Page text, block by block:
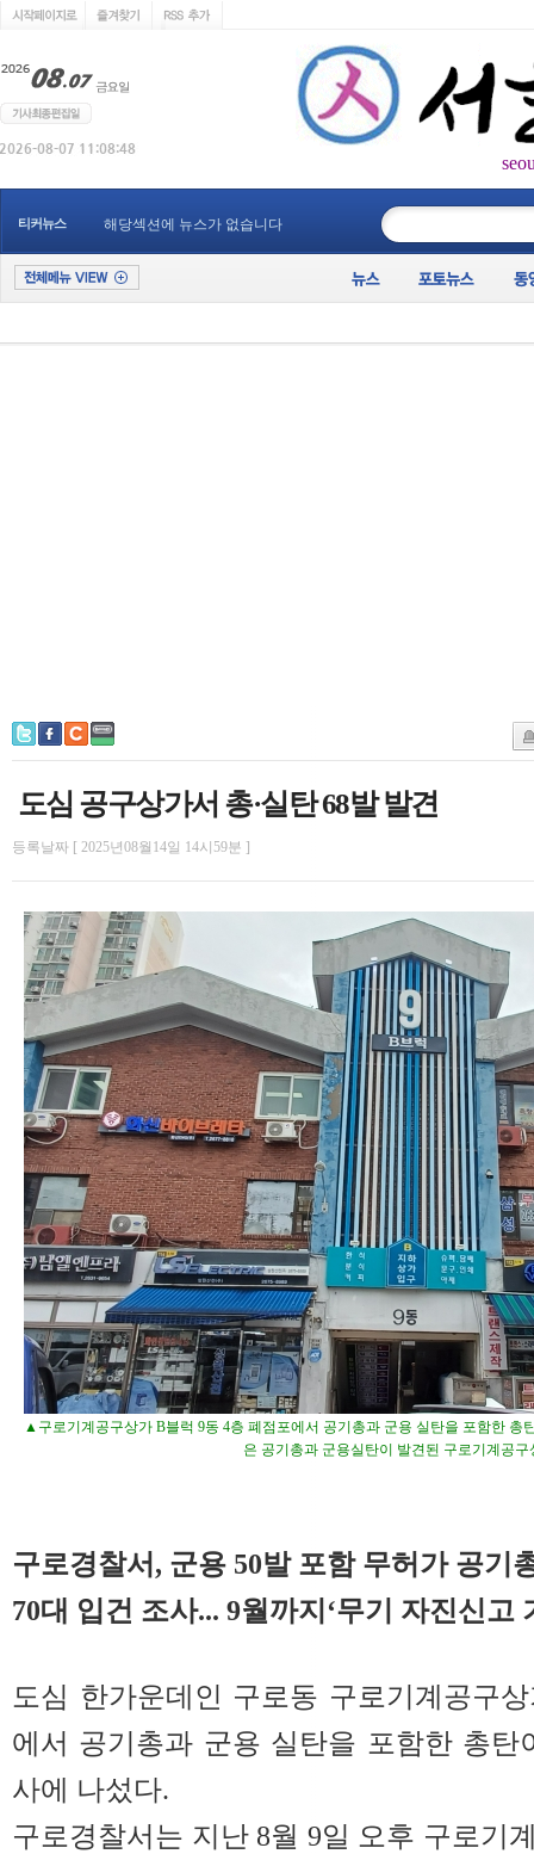
티커뉴스 해당섹션에 뉴스가 없습니다
도심 공구상가서 총·실탄 68발 발견
등록날짜 [ 2025년08월14일 14시59분 ]
▲구로기계공구상가 B블럭 9동 4층 폐점포에서 공기총과 군용 실탄을 포함한 총
은 공기총과 군용실탄이 발견된 구로기계공구
구로경찰서, 군용 50발 포함 무허가 공기
70대 입건 조사... 9월까지‘무기 자진신고
도심 한가운데인 구로동 구로기계공구
에서 공기총과 군용 실탄을 포함한 총
사에 나섰다.
구로경찰서는 지난 8월 9일 오후 구로기